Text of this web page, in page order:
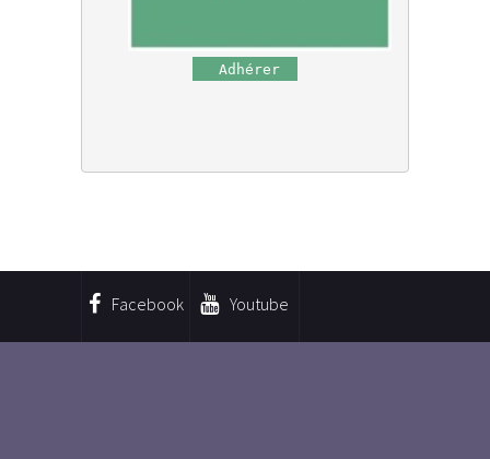
Adhérer
Facebook Youtube